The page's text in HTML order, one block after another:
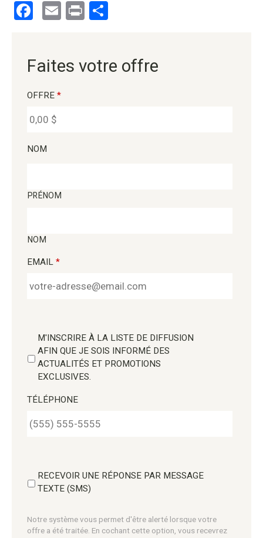
Facebook
Email
Print
Faites votre offre
OFFRE *
NOM
PRÉNOM
NOM
EMAIL *
M'INSCRIRE À LA LISTE DE DIFFUSION
AFIN QUE JE SOIS INFORMÉ DES
ACTUALITÉS ET PROMOTIONS
EXCLUSIVES.
TÉLÉPHONE
RECEVOIR UNE RÉPONSE PAR MESSAGE
TEXTE (SMS)
Notre système vous permet d'être alerté lorsque votre
offre a été traitée. En cochant cette option, vous recevrez